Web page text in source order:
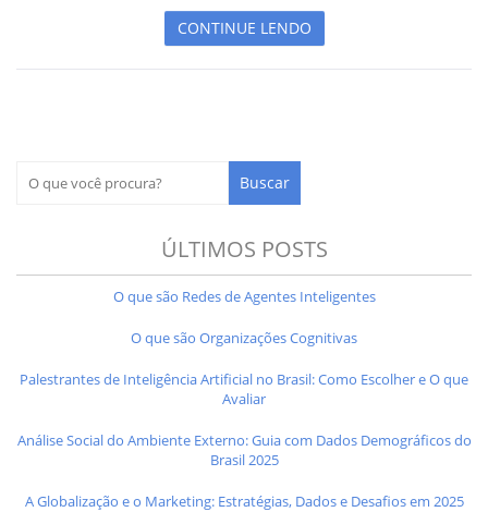
CONTINUE LENDO
ÚLTIMOS POSTS
O que são Redes de Agentes Inteligentes
O que são Organizações Cognitivas
Palestrantes de Inteligência Artificial no Brasil: Como Escolher e O que
Avaliar
Análise Social do Ambiente Externo: Guia com Dados Demográficos do
Brasil 2025
A Globalização e o Marketing: Estratégias, Dados e Desafios em 2025